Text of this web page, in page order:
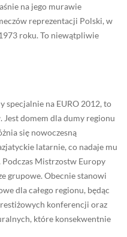
na jego murawie
reprezentacji Polski, w
roku. To niewątpliwie
specjalnie na EURO 2012, to
domem dla dumy regionu
się nowoczesną
latarnie, co nadaje mu
Mistrzostw Europy
grupowe. Obecnie stanowi
dla całego regionu, będąc
konferencji oraz
które konsekwentnie